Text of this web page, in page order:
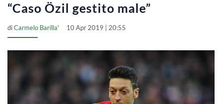
“Caso Özil gestito male”
diCarmelo Barilla' 10 Apr 2019 | 20:55